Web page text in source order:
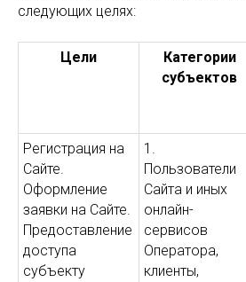
следующих целях:
Цели
Категории
субъектов
Регистрация на
Сайте.
Оформление
заявки на Сайте.
Предоставление
доступа
субъекту
1.
Пользователи
Сайта и иных
онлайн-
сервисов
Оператора,
клиенты,